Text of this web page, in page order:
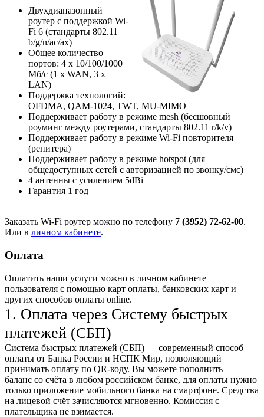
Двухдиапазонный
роутер с поддержкой Wi-
Fi 6 (стандарты 802.11
b/g/n/ac/ax)
Общее количество
портов: 4 х 10/100/1000
Мб/с (1 x WAN, 3 x
LAN)
Поддержка технологий:
OFDMA, QAM-1024, TWT, MU-MIMO
Поддерживает работу в режиме mesh (бесшовный
роуминг между роутерами, стандарты 802.11 r/k/v)
Поддерживает работу в режиме Wi-Fi повторителя
(репитера)
Поддерживает работу в режиме hotspot (для
общедоступных сетей с авторизацией по звонку/смс)
4 антенны с усилением 5dBi
Гарантия 1 год
Заказать Wi-Fi роутер можно по телефону 7 (3952) 72-62-00.
Или в личном кабинете.
Оплата
Оплатить наши услуги можно в личном кабинете
пользователя с помощью карт оплаты, банковских карт и
других способов оплаты online.
1. Оплата через Систему быстрых
платежей (СБП)
Система быстрых платежей (СБП) — современный способ
оплаты от Банка России и НСПК Мир, позволяющий
принимать оплату по QR-коду. Вы можете пополнить
баланс со счёта в любом российском банке, для оплаты нужно
только приложение мобильного банка на смартфоне. Средства
на лицевой счёт зачисляются мгновенно. Комиссия с
плательщика не взимается.